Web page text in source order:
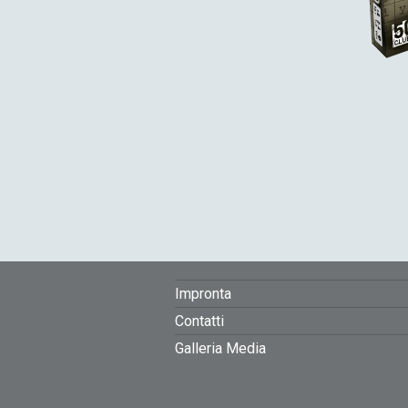
FOOTER
MENU
Impronta
Contatti
Galleria Media